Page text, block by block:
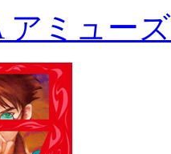
ミュー